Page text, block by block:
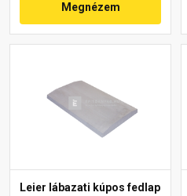
Megnézem
Leier lábazati kúpos fedlap